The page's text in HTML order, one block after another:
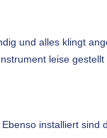
und alles klingt
leise
installiert